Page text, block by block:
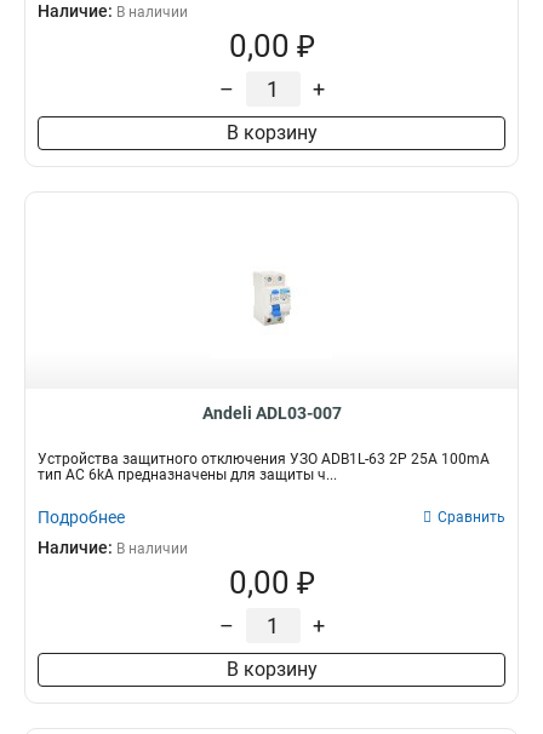
Наличие: В наличии
0,00 ₽
– +
В корзину
Andeli ADL03-007
Устройства защитного отключения УЗО ADB1L-63 2P 25A 100mA
тип AC 6kA предназначены для защиты ч...
Подробнее Сравнить
Наличие: В наличии
0,00 ₽
– +
В корзину